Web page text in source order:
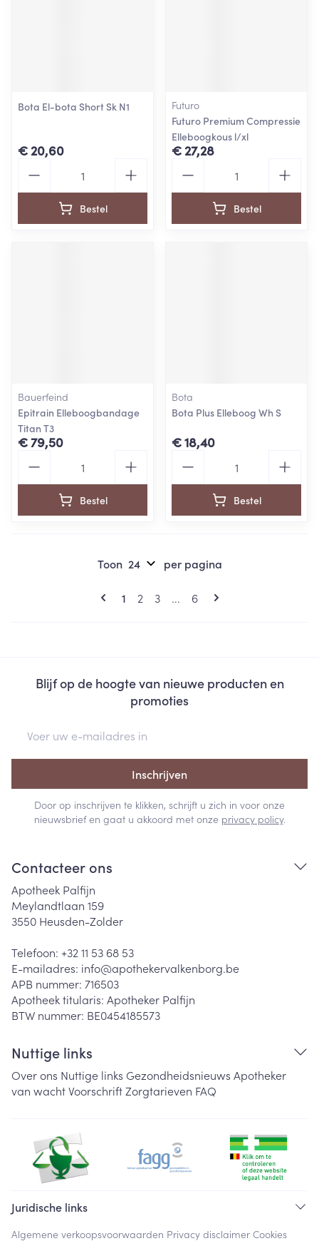
Bota El-bota Short Sk N1
€ 20,60
Bestel
Futuro
Futuro Premium Compressie
Elleboogkous l/xl
€ 27,28
Bestel
Bauerfeind
Epitrain Elleboogbandage
Titan T3
€ 79,50
Bestel
Bota
Bota Plus Elleboog Wh S
€ 18,40
Bestel
Pagina's
U lees momenteel pagina
1 Pagina
2 Pagina
3 ... Pagina
6
Toon per pagina
Blijf op de hoogte van nieuwe producten en
promoties
Inschrijven
Door op inschrijven te klikken, schrijft u zich in voor onze
nieuwsbrief en gaat u akkoord met onze privacy policy.
Contacteer ons
Apotheek Palfijn
Meylandtlaan 159
3550 Heusden-Zolder
Telefoon: +32 11 53 68 53
E-mailadres: info@apothekervalkenborg.be
APB nummer: 716503
Apotheek titularis: Apotheker Palfijn
BTW nummer: BE0454185573
Nuttige links
Over ons Nuttige links Gezondheidsnieuws Apotheker
van wachtVoorschriftZorgtarieven FAQ
Juridische links
Algemene verkoopsvoorwaarden Privacy disclaimer Cookies